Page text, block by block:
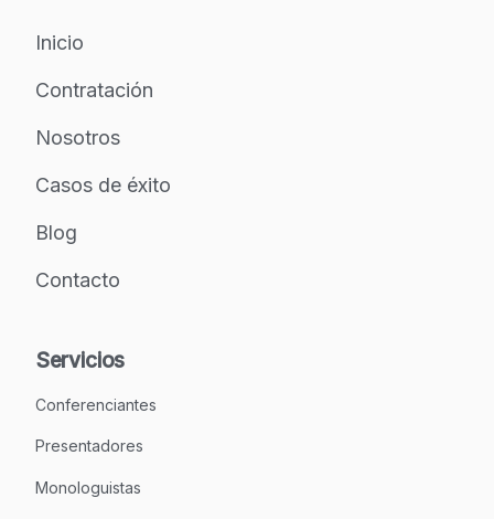
Inicio
Contratación
Nosotros
Casos de éxito
Blog
Contacto
Servicios
Conferenciantes
Presentadores
Monologuistas